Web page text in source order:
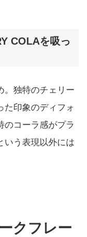
COLAを吸っ
。独特のチェリー
た印象のディフォ
のコーラ感がプラ
いう表現以外には
クフレー